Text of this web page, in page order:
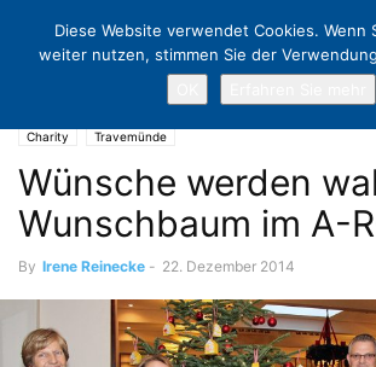
Charity Travemünde
Wünsche werden
Wunschbaum im A-
By Irene Reinecke - 22. Dezember 2014
Diese Website verwendet Cookies. Wenn
weiter nutzen, stimmen Sie der